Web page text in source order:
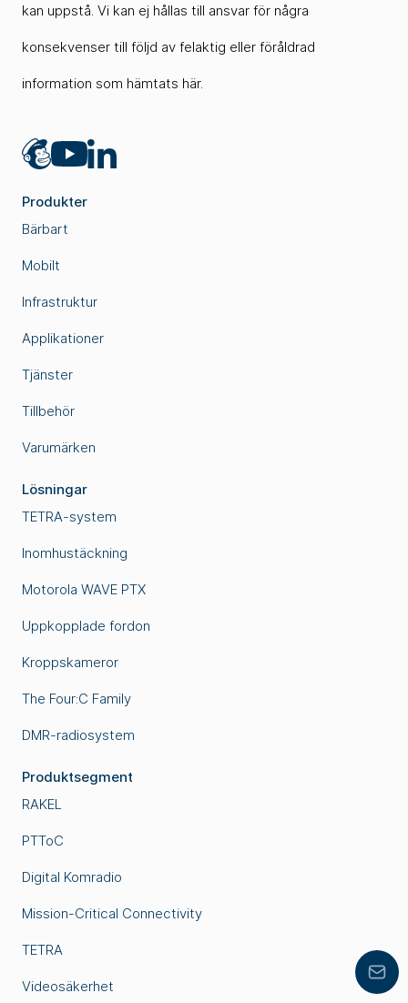
kan uppstå. Vi kan ej hållas till ansvar för några
konsekvenser till följd av felaktig eller föråldrad
information som hämtats här.
Mailchimp
YouTubeLinkedIn
Produkter
Bärbart
Mobilt
Infrastruktur
Applikationer
Tjänster
Tillbehör
Varumärken
Lösningar
TETRA-system
Inomhustäckning
Motorola WAVE PTX
Uppkopplade fordon
Kroppskameror
The Four:C Family
DMR-radiosystem
Produktsegment
RAKEL
PTToC
Digital Komradio
Mission-Critical Connectivity
TETRA
Videosäkerhet